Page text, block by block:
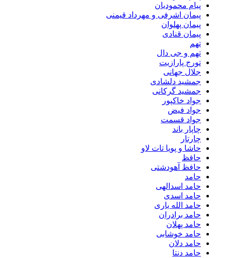
پیام محمودیان
پیمان اشرفی و مهرداد قیمنی
پیمان پهلوان
پیمان قنادی
تهم
تهم و جی دال
تورج پارازیت
جلال جهانی
جمشید دلشادی
جمشید گرکانی
جواد خاکپور
جواد فیض
جواد قسمت
چاپار باند
چارتار
حاشا و پویا تات لاو
حافظ
حافظ آهودشتی
حامد
حامد اسدالهی
حامد اسدی
حامد الله یاری
حامد برادران
حامد پهلان
حامد خوشابی
حامد دلان
حامد دنتا